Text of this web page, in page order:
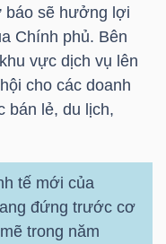
báo sẽ hưởng lợi
Chính phủ. Bên
vực dịch vụ lên
cho các doanh
bán lẻ, du lịch,
tế mới của
đứng trước cơ
trong năm